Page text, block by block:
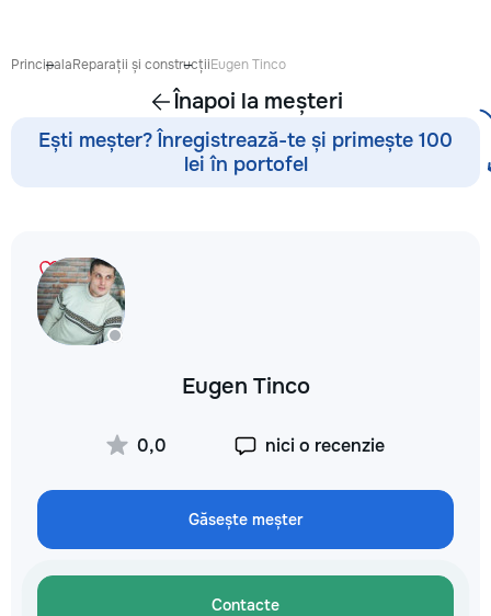
PrincipalaReparații și construcțiiEugen Tinco
Înapoi la meșteri
Ești meșter? Înregistrează-te și primește 100
lei în portofel
Eugen Tinco
0,0 nici o recenzie
Găsește meșter
Contacte